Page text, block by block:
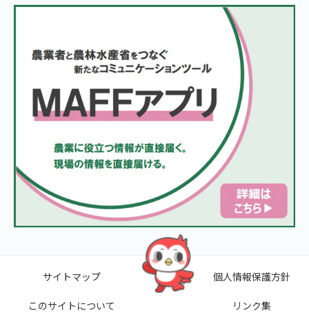
サイトマップ
このサイトについて
個人情報保護方針
リンク集